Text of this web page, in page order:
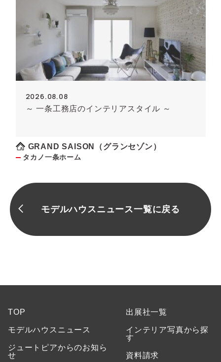
2026.08.08
～ 一条工務店のインテリアスタイル ～
GRAND SAISON（グランセゾン）
タカノ一条ホーム
モデルハウスニュース一覧に戻る
TOP
モデルハウスニュース
ジュートピアからのお知ら
せ
出展社一覧
インテリア写真から探
す
資料請求